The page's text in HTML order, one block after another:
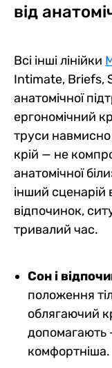
від
Всі інші лінійки
Intimate, Briefs,
анатомічної
ергономічний
труси навмисно
крій — не
анатомічної
інший
відпочинок,
тривалий час.
Сон і
положення
облягаючий
допомагають
комфортніша.